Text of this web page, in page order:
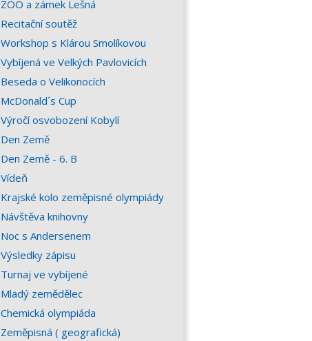
ZOO a zámek Lešná
Recitační soutěž
Workshop s Klárou Smolíkovou
Vybíjená ve Velkých Pavlovicích
Beseda o Velikonocích
McDonald´s Cup
Výročí osvobození Kobylí
Den Země
Den Země - 6. B
Vídeň
Krajské kolo zeměpisné olympiády
Návštěva knihovny
Noc s Andersenem
Výsledky zápisu
Turnaj ve vybíjené
Mladý zemědělec
Chemická olympiáda
Zeměpisná ( geografická)